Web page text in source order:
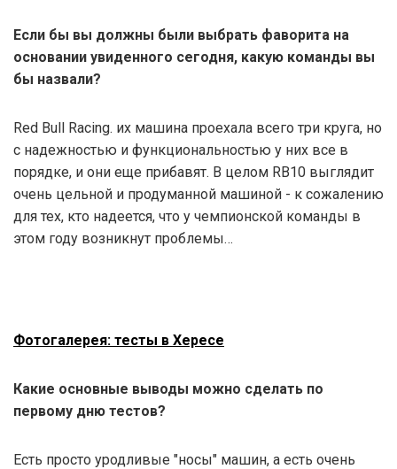
Если бы вы должны были выбрать фаворита на
основании увиденного сегодня, какую команды вы
бы назвали?
Red Bull Racing. их машина проехала всего три круга, но
с надежностью и функциональностью у них все в
порядке, и они еще прибавят. В целом RB10 выглядит
очень цельной и продуманной машиной - к сожалению
для тех, кто надеется, что у чемпионской команды в
этом году возникнут проблемы…
Фотогалерея: тесты в Хересе
Какие основные выводы можно сделать по
первому дню тестов?
Есть просто уродливые "носы" машин, а есть очень